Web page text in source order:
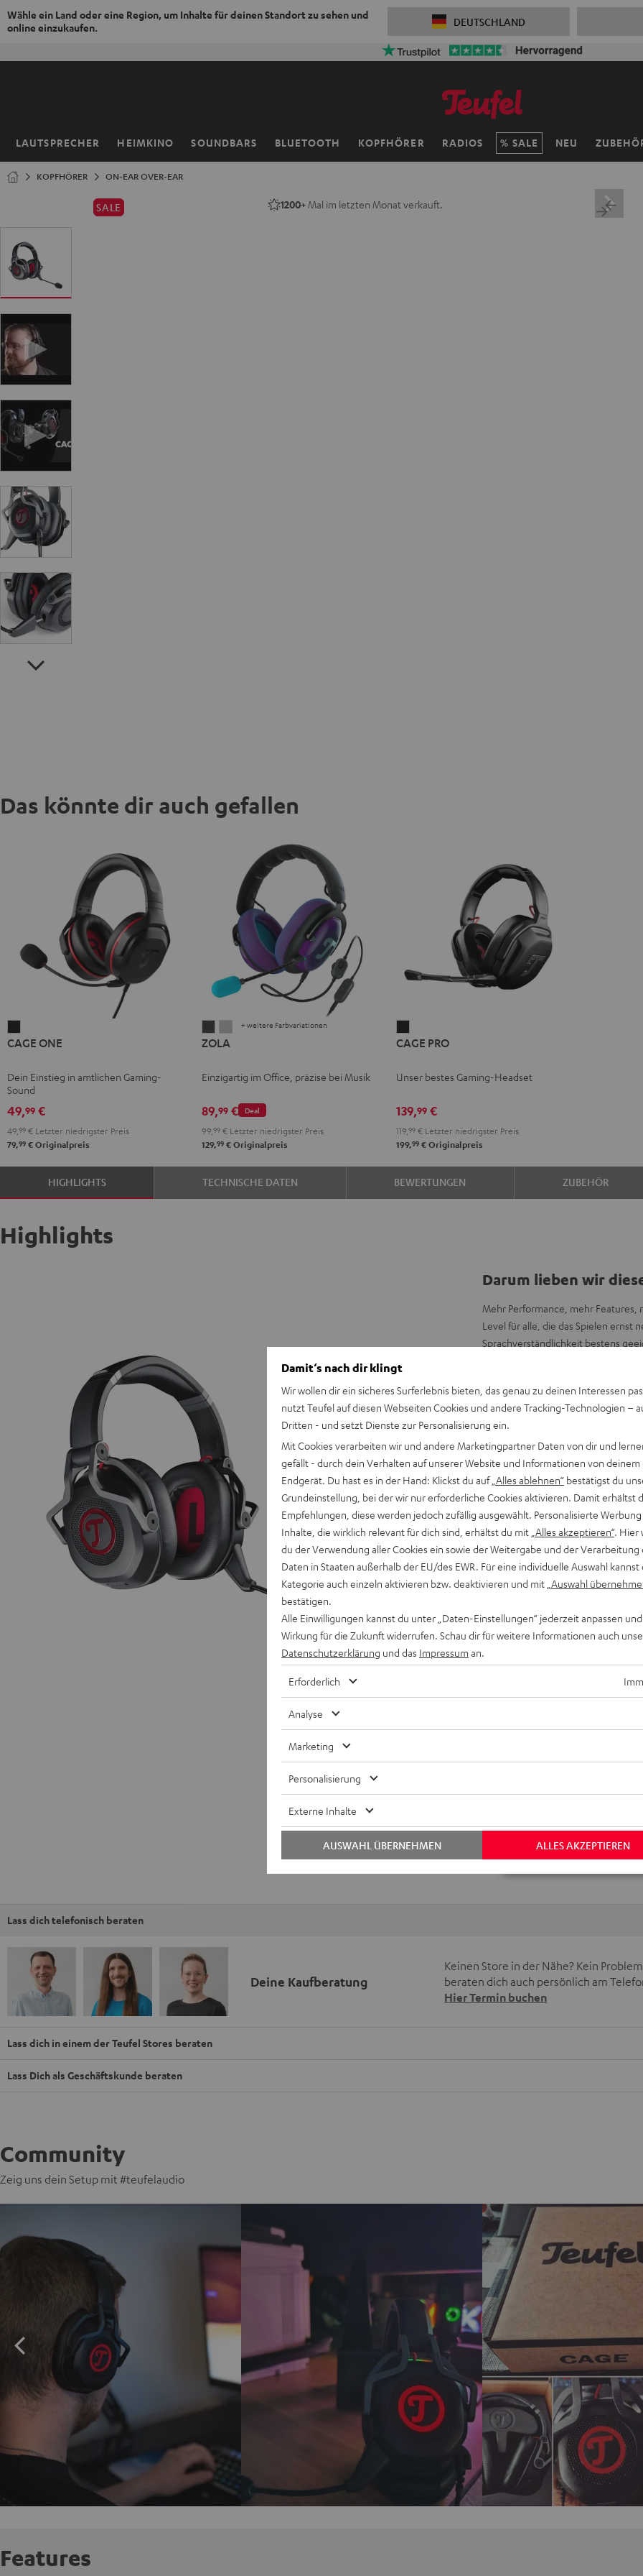
Wähle ein Land oder eine Region, um Inhalte für deinen Standort zu sehen und
online einzukaufen.
DEUTSCHLAND
LAUTSPRECHER HEIMKINO SOUNDBARS BLUETOOTH KOPFHÖRER RADIOS SALE NEU
Startseite
KOPFHÖRER ON-EAR OVER-EAR
1200+Mal im letzten Monat verkauft.
SALE
Das könnte dir auch gefallen
ONE
Black
CAGE ONE
Dein Einstieg in amtlichen Gaming-
Sound
49,99 €
49, 99 € Letzter niedrigster Preis
79,99 € Originalpreis
Dark
ZOLA
+ weitere Farbvariationen
ZOLA
Einzigartig im Office, präzise bei Musik
Deal
89,99€
99, 99€Letzter niedrigster Preis
129,99€Originalpreis
PRO
Black
CAGE PRO
Unser bestes Gaming-Headset
139,99€
119, 99€Letzter niedrigster Preis
199,99€Originalpreis
HIGHLIGHTS TECHNISCHE DATEN BEWERTUNGEN ZUBEHÖR
Highlights
Darum lieben wir
Mehr Performance, mehr Features,
Level für alle, die das Spielen ernst
Sprachverständlichkeit bestens
Sound, hohem Tragekomfort und
Die Vorteile im
Kabelgebundenes Gaming-HD-
40-mm-Linear-HD-Treiber für
Sound
Geeignet für PC (Windows 7,
durch TeamSpeak
HD-Mikrofon mit besonderer
Chat-Apps, per Hardware-
Immersion Over Ear Capsules
Brillenträger), Ohrpolster sind
Beeindruckender virtueller
Spielekonsolen
Lautstärkeregler direkt am
verschiedene Funtionen
Edles, robustes Design mit
10.07.2020
ALLE TESTBERICHTE
Lass dich telefonisch beraten
Deine Kaufberatung
Keinen Store in der Nähe? Kein
beraten dich auch persönlich am
Hier Termin buchen
Lass dich in einem der Teufel Stores beraten
Lass Dich als Geschäftskunde beraten
Community
Zeig uns dein Setup mit #teufelaudio
Features
Damit‘s nach dir klingt
Wir wollen dir ein sicheres Surferlebnis bieten, das genau zu deinen Interessen
nutzt Teufel auf diesen Webseiten Cookies und andere Tracking-Technologien –
Dritten - und setzt Dienste zur Personalisierung ein.
Mit Cookies verarbeiten wir und andere Marketingpartner Daten von dir und
gefällt - durch dein Verhalten auf unserer Website und Informationen von deinem
Endgerät. Du hast es in der Hand: Klickst du auf „Alles ablehnen“ bestätigst du
Grundeinstellung, bei der wir nur erforderliche Cookies aktivieren. Damit erhältst
Empfehlungen, diese werden jedoch zufällig ausgewählt. Personalisierte
Inhalte, die wirklich relevant für dich sind, erhältst du mit „Alles akzeptieren“. Hier
du der Verwendung aller Cookies ein sowie der Weitergabe und der Verarbeitung
Daten in Staaten außerhalb der EU/des EWR. Für eine individuelle Auswahl kannst
Kategorie auch einzeln aktivieren bzw. deaktivieren und mit „Auswahl
bestätigen.
Alle Einwilligungen kannst du unter „Daten-Einstellungen“ jederzeit anpassen
Wirkung für die Zukunft widerrufen. Schau dir für weitere Informationen auch
Datenschutzerklärung und das Impressum an.
Erforderlich
Analyse
Marketing
Personalisierung
Externe Inhalte
ALLES AKZEPTIEREN
AUSWAHL ÜBERNEHMEN